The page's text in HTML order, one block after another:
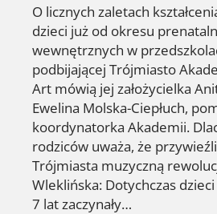
O licznych zaletach
dzieci już od okresu
wewnętrznych w
podbijającej Trójmiasto
Art mówią jej założycielka
Ewelina Molska-Ciepłuch,
koordynatorka Akademii.
rodziców uważa, że
Trójmiasta muzyczną
Wleklińska: Dotychczas
7 lat zaczynały…